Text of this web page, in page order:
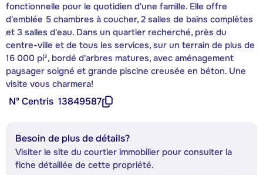
fonctionnelle pour le quotidien d'une famille. Elle offre
d'emblée 5 chambres à coucher, 2 salles de bains complètes
et 3 salles d'eau. Dans un quartier recherché, près du
centre-ville et de tous les services, sur un terrain de plus de
16 000 pi², bordé d'arbres matures, avec aménagement
paysager soigné et grande piscine creusée en béton. Une
visite vous charmera!
Nº Centris 13849587
Besoin de plus de détails?
Visiter le site du courtier immobilier pour consulter la
fiche détaillée de cette propriété.